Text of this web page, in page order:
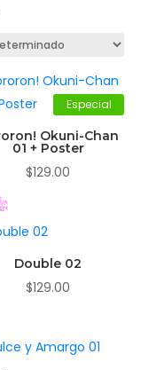
Especial
Okuni-Chan
01 + Poster
$129.00
Double 02
$129.00